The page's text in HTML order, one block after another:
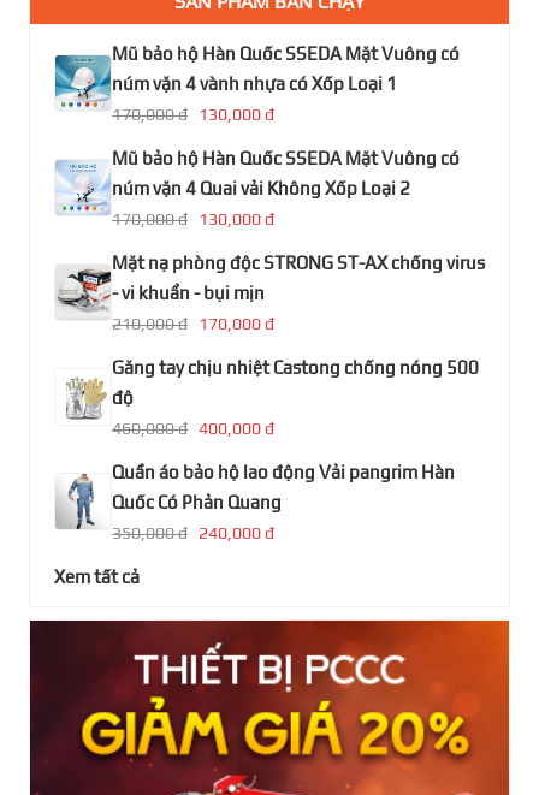
Mũ bảo hộ Hàn Quốc SSEDA Mặt Vuông có
núm vặn 4 vành nhựa có Xốp Loại 1
170,000 đ 130,000 đ
Mũ bảo hộ Hàn Quốc SSEDA Mặt Vuông có
núm vặn 4 Quai vải Không Xốp Loại 2
170,000 đ 130,000 đ
Mặt nạ phòng độc STRONG ST-AX chống virus
- vi khuẩn - bụi mịn
210,000 đ 170,000 đ
Găng tay chịu nhiệt Castong chống nóng 500
độ
460,000 đ 400,000 đ
Quần áo bảo hộ lao động Vải pangrim Hàn
Quốc Có Phản Quang
350,000 đ 240,000 đ
Xem tất cả